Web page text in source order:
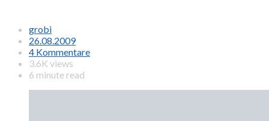
grobi
26.08.2009
4 Kommentare
3.6K views
6 minute read